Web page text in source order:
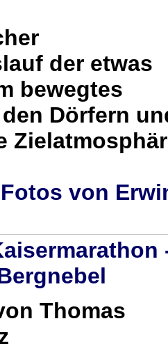
der etwas
bewegtes
Dörfern
von
Thomas